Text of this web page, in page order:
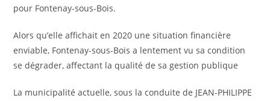
pour Fontenay-sous-Bois.
Alors qu’elle affichait en 2020 une situation financière
enviable, Fontenay-sous-Bois a lentement vu sa condition
se dégrader, affectant la qualité de sa gestion publique
La municipalité actuelle, sous la conduite de JEAN-PHILIPPE